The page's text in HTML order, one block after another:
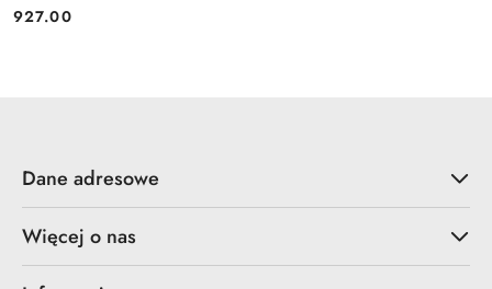
Cena:
927.00
Dane adresowe
Więcej o nas